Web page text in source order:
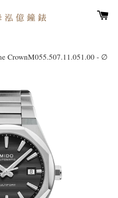
CrownM055.507.11.051.00 - ∅